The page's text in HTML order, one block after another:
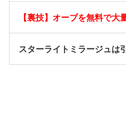
【裏技】オーブを無料で
スターライトミラージュは